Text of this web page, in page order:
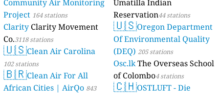
Community Air Monitoring
Project 164 stations
Clarity Clarity Movement
Co.3118 stations
🇺🇸Clean Air Carolina
102 stations
🇧🇷Clean Air For All
African Cities | AirQo 843
Umatilla Indian
Reservation44 stations
🇺🇸Oregon Department
Of Environmental Quality
(DEQ) 205 stations
Osc.lkThe Overseas School
of Colombo4 stations
🇨🇭OSTLUFT - Die